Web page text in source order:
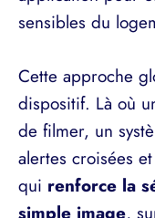
sensibles du
Cette approche
dispositif. Là où
de filmer, un
alertes croisées
qui renforce la
simple image,